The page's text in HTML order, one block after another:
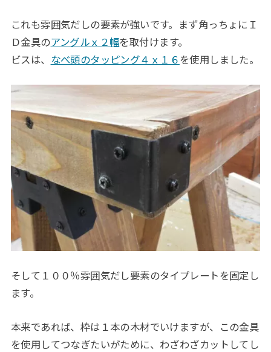
これも雰囲気だしの要素が強いです。まず角っちょにＩ
Ｄ金具のアングルｘ２幅を取付けます。
ビスは、 なべ頭のタッピング４ｘ１６を使用しました。
そして１００％雰囲気だし要素のタイプレートを固定し
ます。
本来であれば、枠は１本の木材でいけますが、この金具
を使用してつなぎたいがために、わざわざカットしてし